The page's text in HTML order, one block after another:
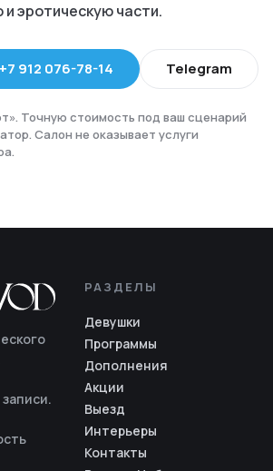
эротическую части.
+7 912 076-78-14 Telegram
Точную стоимость под ваш сценарий
Салон не оказывает услуги
РАЗДЕЛЫ
Девушки
Программы
Дополнения
Акции
Выезд
Интерьеры
Контакты